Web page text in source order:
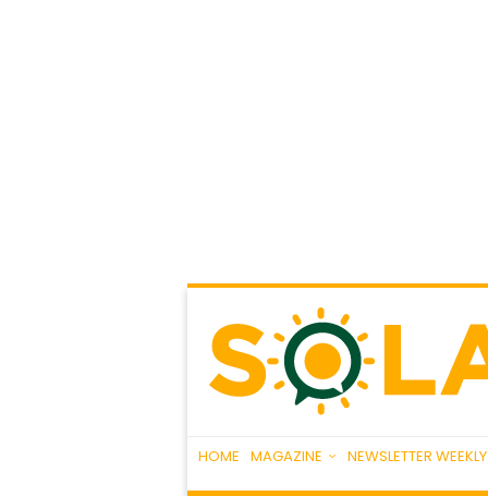
HOME MAGAZINE NEWSLETTER WEEKLY